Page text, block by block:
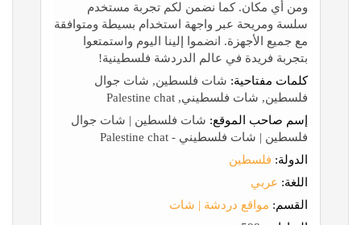
ومن أي مكان. كما نضمن لكم تجربة مستخدم
سلسة ومريحة عبر واجهة استخدام بسيطة ومتوافقة
مع جميع الأجهزة. انضموا إلينا اليوم واستمتعوا
بتجربة فريدة في عالم الدردشة فلسطينية!
كلمات مفتاحية: شات فلسطين, شات جوال
فلسطين, شات فلسطيني, Palestine chat
إسم صاحب الموقع: شات فلسطين | شات جوال
فلسطين | شات فلسطيني - Palestine chat
الدولة: فلسطين
اللغة: عربي
القسم: مواقع دردشة | شات